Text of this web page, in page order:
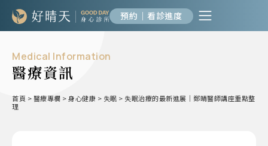
預約｜看診進度
Medical Information
醫療資訊
首頁 >醫療專欄 >身心健康 > 失眠 > 失眠治療的最新進展｜鄭晴醫師講座重點整
理